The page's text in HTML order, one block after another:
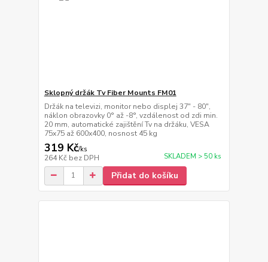
Sklopný držák Tv Fiber Mounts FM01
Držák na televizi, monitor nebo displej 37" - 80",
náklon obrazovky 0° až -8°, vzdálenost od zdi min.
20 mm, automatické zajištění Tv na držáku, VESA
75x75 až 600x400, nosnost 45 kg
319 Kč/ks
264 Kč bez DPH SKLADEM > 50 ks
Přidat do košíku